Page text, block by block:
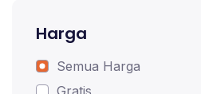
Harga
Semua Harga